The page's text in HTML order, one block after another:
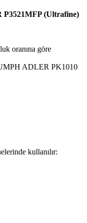
(Ultrafine)
oranına göre
ADLER PK1010
kullanılır: